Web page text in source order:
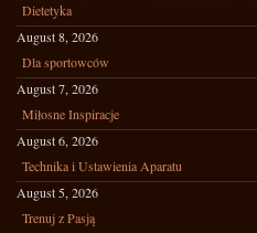
Dietetyka
August 8, 2026
Dla sportowców
August 7, 2026
Miłosne Inspiracje
August 6, 2026
Technika i Ustawienia Aparatu
August 5, 2026
Trenuj z Pasją